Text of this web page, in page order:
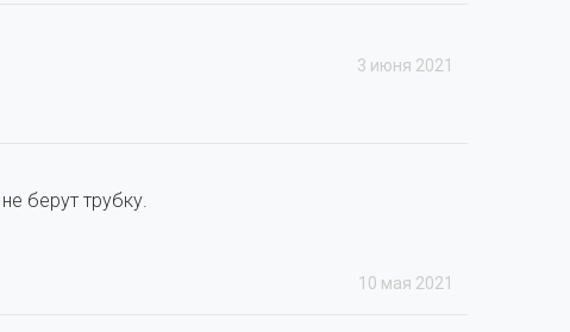
3 июня 2021
берут трубку.
10 мая 2021